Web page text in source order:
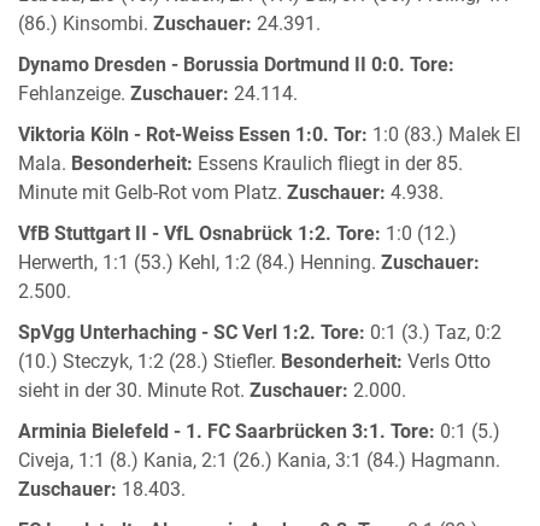
(86.) Kinsombi. Zuschauer: 24.391.
Dynamo Dresden - Borussia Dortmund II 0:0. Tore:
Fehlanzeige. Zuschauer: 24.114.
Viktoria Köln - Rot-Weiss Essen 1:0. Tor: 1:0 (83.) Malek El
Mala. Besonderheit: Essens Kraulich fliegt in der 85.
Minute mit Gelb-Rot vom Platz. Zuschauer: 4.938.
VfB Stuttgart II - VfL Osnabrück 1:2. Tore: 1:0 (12.)
Herwerth, 1:1 (53.) Kehl, 1:2 (84.) Henning. Zuschauer:
2.500.
SpVgg Unterhaching - SC Verl 1:2. Tore: 0:1 (3.) Taz, 0:2
(10.) Steczyk, 1:2 (28.) Stiefler. Besonderheit: Verls Otto
sieht in der 30. Minute Rot. Zuschauer: 2.000.
Arminia Bielefeld - 1. FC Saarbrücken 3:1. Tore: 0:1 (5.)
Civeja, 1:1 (8.) Kania, 2:1 (26.) Kania, 3:1 (84.) Hagmann.
Zuschauer: 18.403.